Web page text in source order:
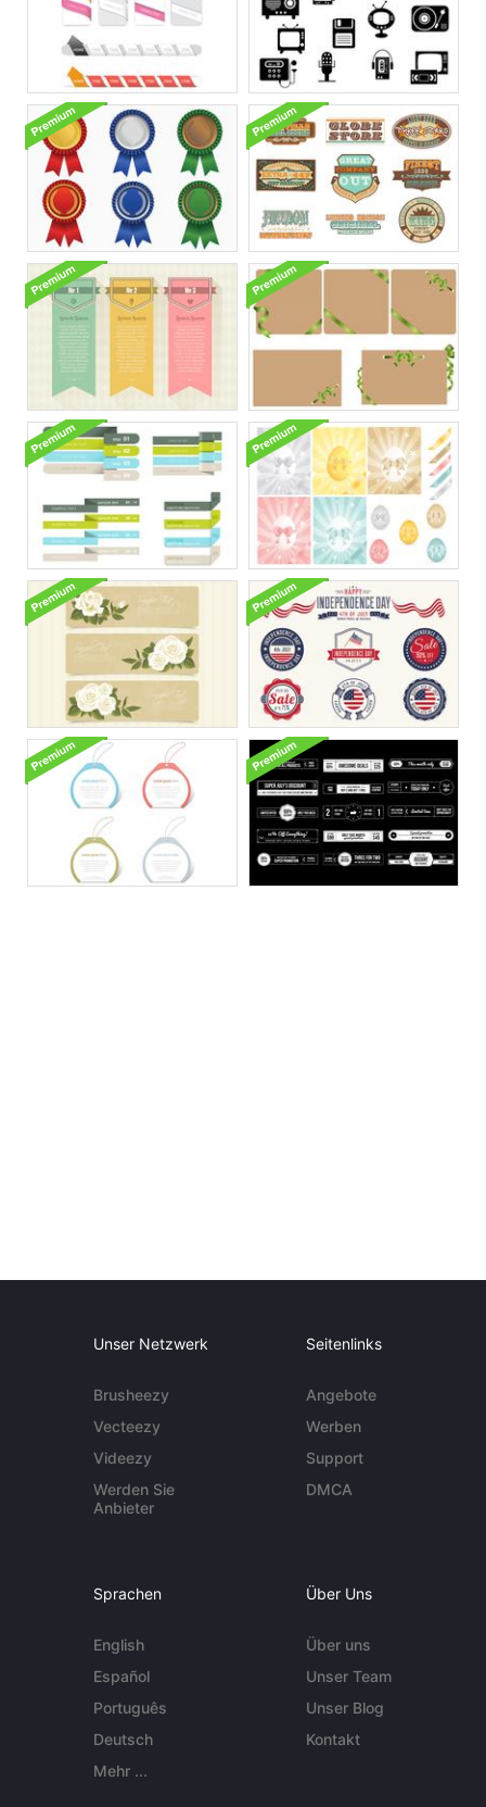
Unser Netzwerk
Brusheezy
Vecteezy
Videezy
Werden Sie
Anbieter
Seitenlinks
Angebote
Werben
Support
DMCA
Sprachen
English
Español
Português
Deutsch
Mehr ...
Über Uns
Über uns
Unser Team
Unser Blog
Kontakt